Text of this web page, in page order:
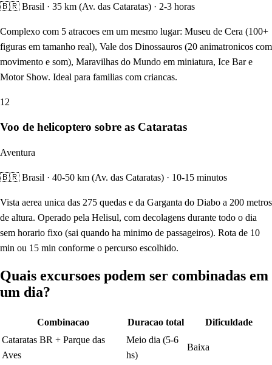
🇧🇷 Brasil · 35 km (Av. das Cataratas) · 2-3 horas
Complexo com 5 atracoes em um mesmo lugar: Museu de Cera (100+
figuras em tamanho real), Vale dos Dinossauros (20 animatronicos com
movimento e som), Maravilhas do Mundo em miniatura, Ice Bar e
Motor Show. Ideal para familias com criancas.
12
Voo de helicoptero sobre as Cataratas
Aventura
🇧🇷 Brasil · 40-50 km (Av. das Cataratas) · 10-15 minutos
Vista aerea unica das 275 quedas e da Garganta do Diabo a 200 metros
de altura. Operado pela Helisul, com decolagens durante todo o dia
sem horario fixo (sai quando ha minimo de passageiros). Rota de 10
min ou 15 min conforme o percurso escolhido.
Quais excursoes podem ser combinadas em
um dia?
Combinacao Duracao total
Dificuldade
Cataratas BR + Parque das
Aves
Meio dia (5-6
hs)
Baixa